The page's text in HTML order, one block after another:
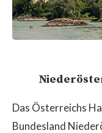
Das Österreichs
Bundesland